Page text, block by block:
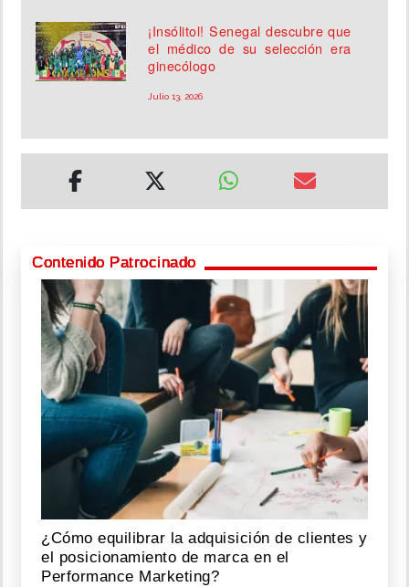
¡Insólitol! Senegal descubre que
el médico de su selección era
ginecólogo
Julio 13, 2026
Contenido Patrocinado
¿Cómo equilibrar la adquisición de clientes y
el posicionamiento de marca en el
Performance Marketing?